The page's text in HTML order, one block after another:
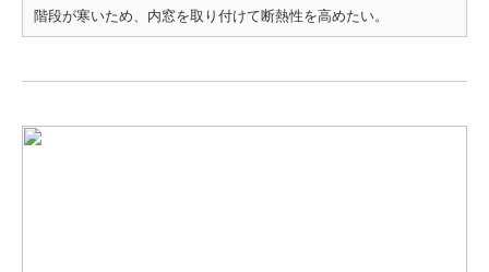
階段が寒いため、内窓を取り付けて断熱性を高めたい。